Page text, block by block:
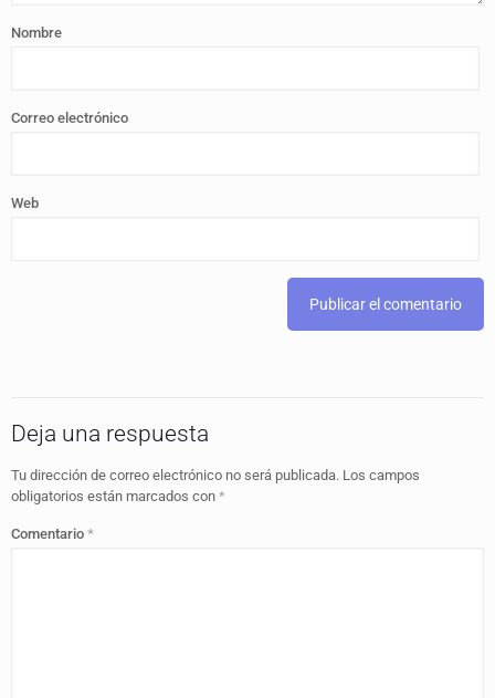
Nombre
Correo electrónico
Web
Deja una respuesta
Tu dirección de correo electrónico no será publicada. Los campos
obligatorios están marcados con *
Comentario *